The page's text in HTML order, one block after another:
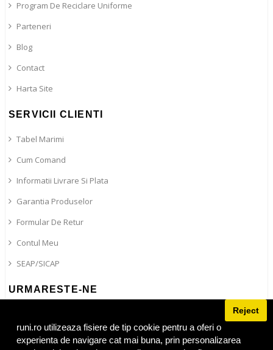
runi.ro utilizeaza fisiere de tip cookie pentru a oferi o
experienta de navigare cat mai buna, prin personalizarea
Reject
Program De Reciclare Uniforme
Parteneri
Blog
Contact
Harta Site
SERVICII CLIENTI
Tabel Marimi
Cum Comand
Informatii Livrare Si Plata
Garantia Produselor
Formular De Retur
Contul Meu
SEAP/SICAP
URMARESTE-NE
Facebook
Instagram